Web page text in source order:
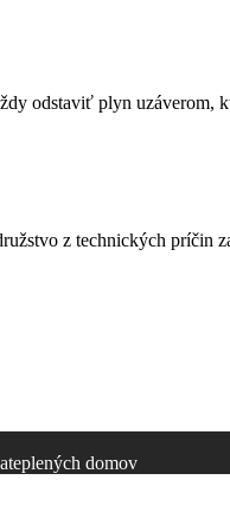
odstaviť plyn uzáverom,
z technických príčin
domov